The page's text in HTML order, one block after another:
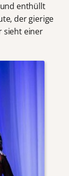
enthüllt
der gierige
sieht einer